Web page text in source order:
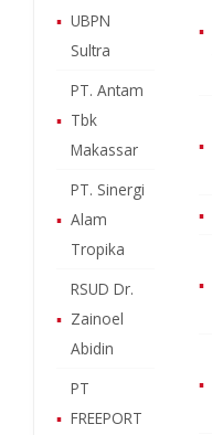
▪ UBPN
Sultra
▪
PT. Antam
Tbk
Makassar
▪
PT. Sinergi
Alam
Tropika
▪
RSUD Dr.
Zainoel
Abidin
▪
PT
FREEPORT
▪
▪
▪
▪
▪